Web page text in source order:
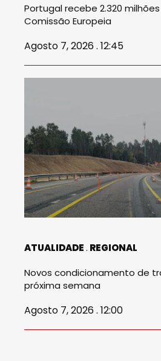
Portugal recebe 2.320
Comissão Europeia
Agosto 7, 2026 . 12:45
ATUALIDADE REGIONAL
Novos condicionamento de
próxima semana
Agosto 7, 2026 . 12:00